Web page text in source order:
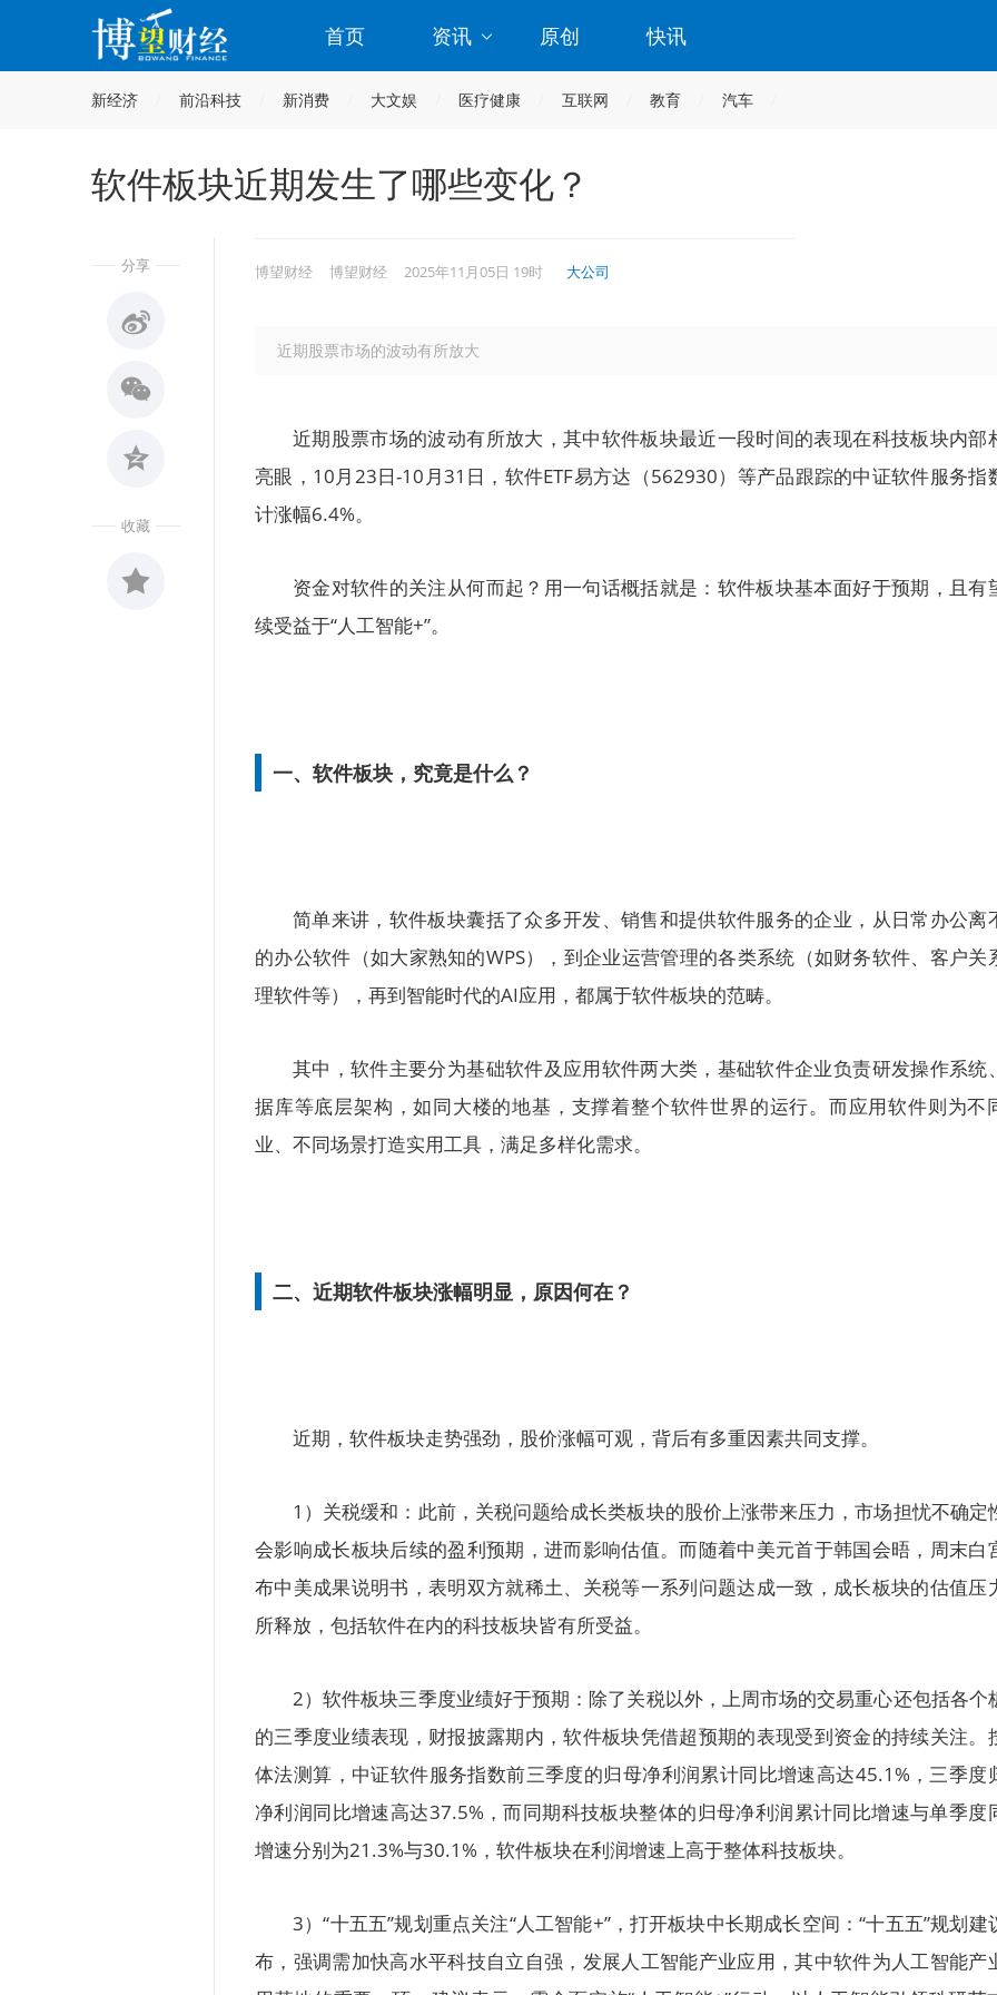
首页 资讯 原创 快讯
新经济 前沿科技 新消费 大文娱 医疗健康 互联网 教育 汽车
软件板块近期发生了哪些变化？
分享
收藏
博望财经 博望财经 2025年11月05日 19时 大公司
近期股票市场的波动有所放大
近期股票市场的波动有所放大，其中软件板块最近一段时间的表现在科技板块内部
亮眼，10月23日-10月31日，软件ETF易方达（562930）等产品跟踪的中证软件服务指
计涨幅6.4%。
资金对软件的关注从何而起？用一句话概括就是：软件板块基本面好于预期，且有
续受益于“人工智能+”。
一、软件板块，究竟是什么？
简单来讲，软件板块囊括了众多开发、销售和提供软件服务的企业，从日常办公离
的办公软件（如大家熟知的WPS），到企业运营管理的各类系统（如财务软件、客户关
理软件等），再到智能时代的AI应用，都属于软件板块的范畴。
其中，软件主要分为基础软件及应用软件两大类，基础软件企业负责研发操作系统
据库等底层架构，如同大楼的地基，支撑着整个软件世界的运行。而应用软件则为不
业、不同场景打造实用工具，满足多样化需求。
二、近期软件板块涨幅明显，原因何在？
近期，软件板块走势强劲，股价涨幅可观，背后有多重因素共同支撑。
1）关税缓和：此前，关税问题给成长类板块的股价上涨带来压力，市场担忧不确定
会影响成长板块后续的盈利预期，进而影响估值。而随着中美元首于韩国会晤，周末白
布中美成果说明书，表明双方就稀土、关税等一系列问题达成一致，成长板块的估值压
所释放，包括软件在内的科技板块皆有所受益。
2）软件板块三季度业绩好于预期：除了关税以外，上周市场的交易重心还包括各个
的三季度业绩表现，财报披露期内，软件板块凭借超预期的表现受到资金的持续关注。
体法测算，中证软件服务指数前三季度的归母净利润累计同比增速高达45.1%，三季度
净利润同比增速高达37.5%，而同期科技板块整体的归母净利润累计同比增速与单季度
增速分别为21.3%与30.1%，软件板块在利润增速上高于整体科技板块。
3）“十五五”规划重点关注“人工智能+”，打开板块中长期成长空间：“十五五”规划建
布，强调需加快高水平科技自立自强，发展人工智能产业应用，其中软件为人工智能产